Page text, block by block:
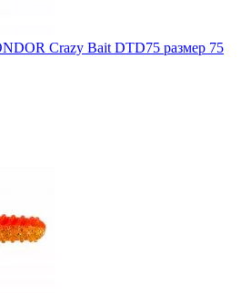
Crazy Bait DTD75 размер 75